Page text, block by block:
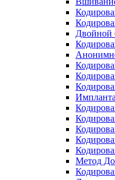
Двойной
Метод